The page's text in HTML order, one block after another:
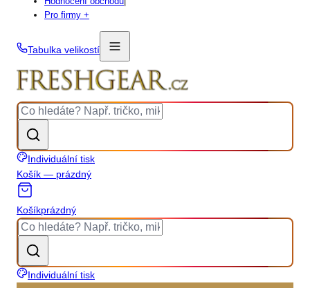
Pro firmy +
Tabulka velikostí
Individuální tisk
Košík — prázdný
Košíkprázdný
Individuální tisk